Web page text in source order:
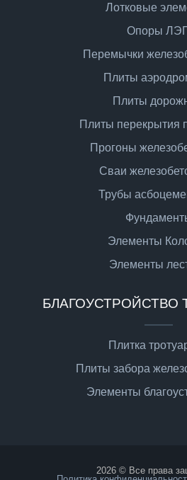
Лотковые
Опоры
Перемычки
Плиты
Плиты
Плиты перекрытия
Прогоны
Сваи
Трубы
Элементы
Элементы
БЛАГОУСТРОЙСТВО
Плитка
Плиты забора
Элементы
2026 © Все права